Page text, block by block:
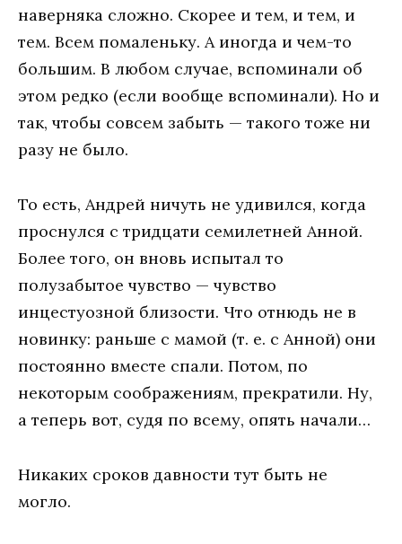
наверняка сложно. Скорее и тем, и тем, и
тем. Всем помаленьку. А иногда и чем-то
большим. В любом случае, вспоминали об
этом редко (если вообще вспоминали). Но и
так, чтобы совсем забыть — такого тоже ни
разу не было.
То есть, Андрей ничуть не удивился, когда
проснулся с тридцати семилетней Анной.
Более того, он вновь испытал то
полузабытое чувство — чувство
инцестуозной близости. Что отнюдь не в
новинку: раньше с мамой (т. е. с Анной) они
постоянно вместе спали. Потом, по
некоторым соображениям, прекратили. Ну,
а теперь вот, судя по всему, опять начали…
Никаких сроков давности тут быть не
могло.